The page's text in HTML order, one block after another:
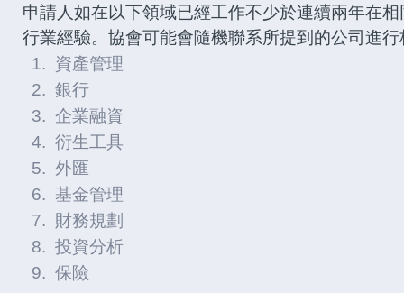
申請人如在以下領域已經工作不少於連續兩年在
行業經驗。協會可能會隨機聯系所提到的公司進行
1. 資產管理
2. 銀行
3. 企業融資
4. 衍生工具
5. 外匯
6. 基金管理
7. 財務規劃
8. 投資分析
9. 保險